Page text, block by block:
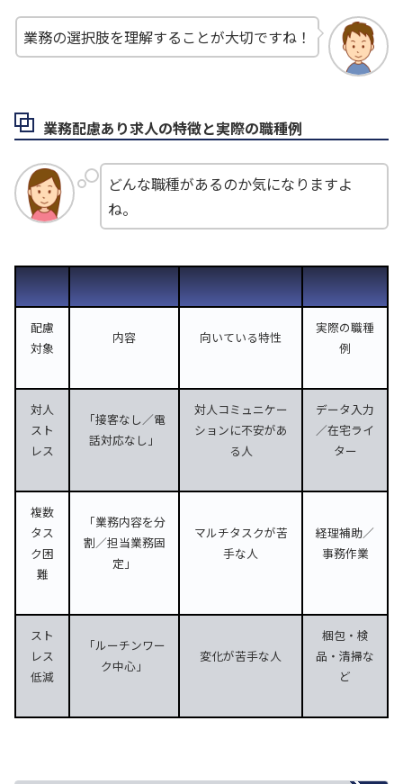
業務の選択肢を理解することが大切ですね！
業務配慮あり求人の特徴と実際の職種例
どんな職種があるのか気になりますよ
ね。
配慮
対象
内容 向いている特性
実際の職種
例
対人
スト
レス
「接客なし／電
話対応なし」
対人コミュニケー
ションに不安があ
る人
データ入力
／在宅ライ
ター
複数
タス
ク困
難
「業務内容を分
割／担当業務固
定」
マルチタスクが苦
手な人
経理補助／
事務作業
スト
レス
低減
「ルーチンワー
ク中心」
変化が苦手な人
梱包・検
品・清掃な
ど